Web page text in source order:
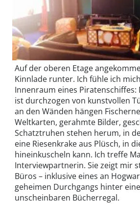
Auf der oberen Etage
Kinnlade runter. Ich fühle ich
Innenraum eines Piratenschiffes:
ist durchzogen von kunstvollen
an den Wänden hängen
Weltkarten, gerahmte Bilder,
Schatztruhen stehen herum, in
eine Riesenkrake aus Plüsch, in
hineinkuscheln kann. Ich treffe
Interviewpartnerin. Sie zeigt mir
Büros – inklusive eines an
geheimen Durchgangs hinter
unscheinbaren Bücherregal.